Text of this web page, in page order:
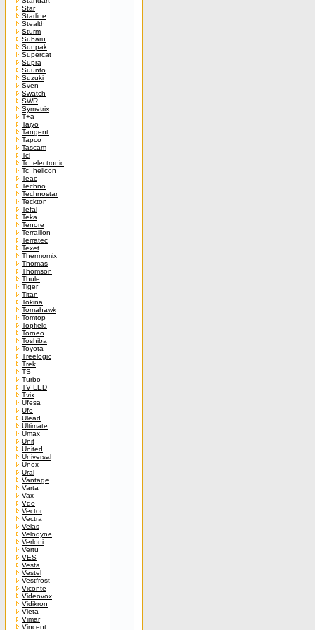
Star
Starline
Stealth
Sturm
Subaru
Sunpak
Supercat
Supra
Suunto
Suzuki
Sven
Swatch
SWR
Symetrix
T+a
Taiyo
Tangent
Tapco
Tascam
Tcl
Tc_electronic
Tc_helicon
Teac
Techno
Technostar
Teckton
Tefal
Teka
Tenore
Terraillon
Terratec
Texet
Thermomix
Thomas
Thomson
Thule
Tiger
Titan
Tokina
Tomahawk
Tomtop
Topfield
Torneo
Toshiba
Toyota
Treelogic
Trek
TS
Turbo
TV LED
Tvix
Ufesa
Ufo
Ulead
Ultimate
Umax
Unit
United
Universal
Unox
Ural
Vantage
Varta
Vax
Vdo
Vector
Vectra
Velas
Velodyne
Verloni
Vertu
VES
Vesta
Vestel
Vestfrost
Viconte
Videovox
Vidikron
Vieta
Vimar
Vincent